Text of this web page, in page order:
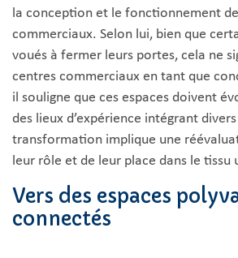
la conception et le fonctionnement
commerciaux. Selon lui, bien que
voués à fermer leurs portes, cela ne
centres commerciaux en tant que
il souligne que ces espaces doivent
des lieux d’expérience intégrant
transformation implique une
leur rôle et de leur place dans le tissu
Vers des espaces
connectés